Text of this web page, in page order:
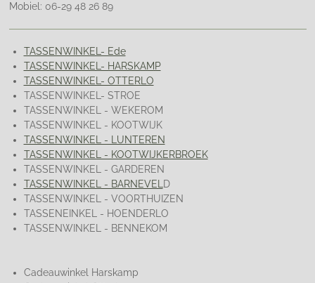
Mobiel: 06-29 48 26 89
TASSENWINKEL- Ede
TASSENWINKEL- HARSKAMP
TASSENWINKEL- OTTERLO
TASSENWINKEL- STROE
TASSENWINKEL - WEKEROM
TASSENWINKEL - KOOTWIJK
TASSENWINKEL - LUNTEREN
TASSENWINKEL - KOOTWIJKERBROEK
TASSENWINKEL - GARDEREN
TASSENWINKEL - BARNEVELD
TASSENWINKEL - VOORTHUIZEN
TASSENEINKEL - HOENDERLO
TASSENWINKEL - BENNEKOM
Cadeauwinkel Harskamp